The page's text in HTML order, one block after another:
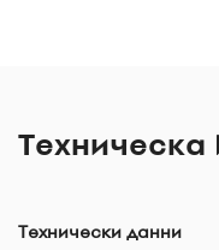
Технически данни